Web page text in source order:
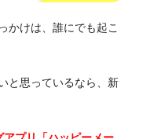
かけは、誰にでも起こ
と思っているなら、新